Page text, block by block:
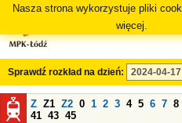
Nasza strona wykorzystuje pliki
więcej.
Sprawdź rozkład na dzień:
Z Z1 Z2 0 1 2 3 4 5 6 7 8
41 43 45